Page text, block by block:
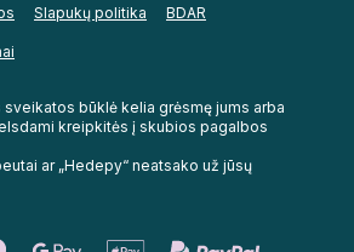
Slapukų politika BDAR
būklė kelia grėsmę jums arba
kreipkitės į skubios pagalbos
ar „Hedepy“ neatsako už jūsų